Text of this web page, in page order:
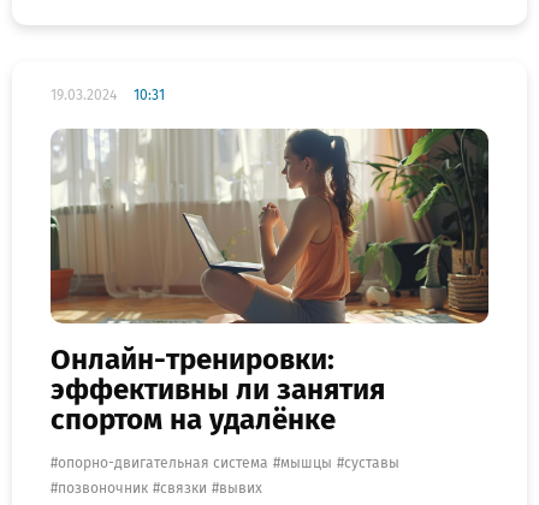
19.03.2024 10:31
Онлайн-тренировки:
эффективны ли занятия
спортом на удалёнке
опорно-двигательная система мышцы
суставы
позвоночник
связки вывих